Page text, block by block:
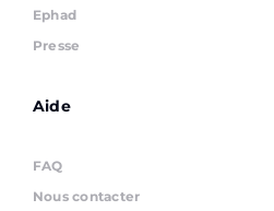
Ephad
Presse
Aide
FAQ
Nous contacter